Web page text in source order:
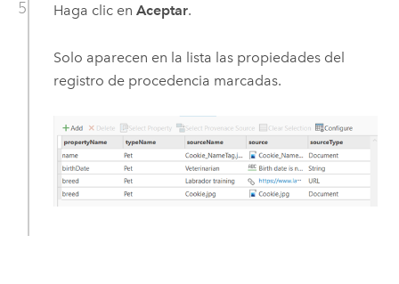
Haga clic en Aceptar.
Solo aparecen en la lista las propiedades del
registro de procedencia marcadas.